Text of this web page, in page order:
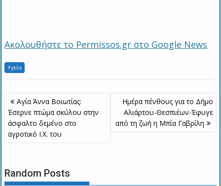
Ακολουθήστε το Permissos.gr στο Google News
Υγεία
Πλοήγηση
άρθρων
Αγία Άννα Βοιωτίας:
Έσερνε πτώμα σκύλου στην
άσφαλτο δεμένο στο
αγροτικό Ι.Χ. του
Ημέρα πένθους για το Δήμο
Αλιάρτου-Θεσπιέων-Έφυγε
από τη ζωή η Μπία Γαβρίλη
Random Posts